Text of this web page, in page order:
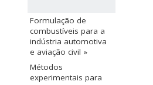
Formulação de
combustíveis para a
indústria automotiva
e aviação civil »
Métodos
experimentais para